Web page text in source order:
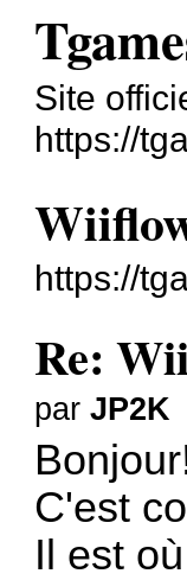
Site
https://
https://
Re:
parJP2K
C'est
Il est